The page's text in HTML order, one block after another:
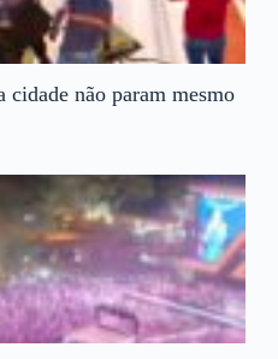
cidade não param mesmo